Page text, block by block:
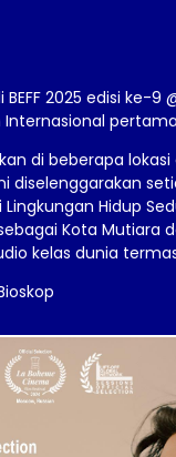
BEFF 2025 edisi ke-
Internasional
di beberapa
diselenggarakan
Hidup
Kota
kelas dunia